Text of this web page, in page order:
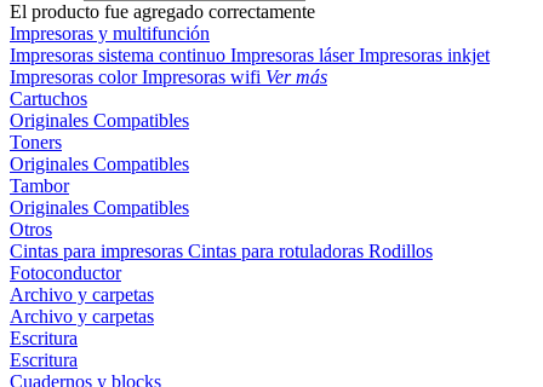
El producto fue agregado correctamente
Impresoras y multifunción
Impresoras sistema continuo Impresoras láserImpresoras inkjet
Impresoras colorImpresoras wifi Ver más
Cartuchos
Originales Compatibles
Toners
Originales Compatibles
Tambor
Originales Compatibles
Otros
Cintas para impresoras Cintas para rotuladoras Rodillos
Fotoconductor
Archivo y carpetas
Archivo y carpetas
Escritura
Escritura
Cuadernos y blocks